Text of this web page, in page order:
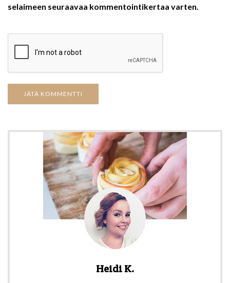
selaimeen seuraavaa kommentointikertaa varten.
Heidi K.